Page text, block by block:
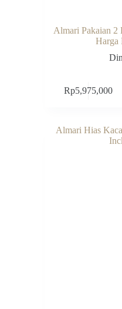
Almari Pakaian
Harga
Rp5,975,000